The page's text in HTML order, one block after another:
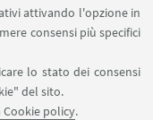
attivando l'opzione in
consensi più specifici
lo stato dei consensi
del sito.
policy.